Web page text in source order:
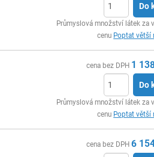
Do
Průmyslová množství látek za
cenu Poptat větší
cena bez DPH 1
Do
Průmyslová množství látek za
cenu Poptat větší
cena bez DPH 6